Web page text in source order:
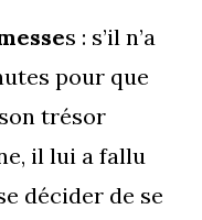
s : s’il n’a
pour que
trésor
il lui a fallu
décider de se